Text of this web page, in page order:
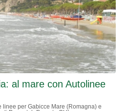
al mare con Autolinee
linee per Gabicce Mare (Romagna) e